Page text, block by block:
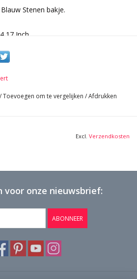
Stenen bakje.
Inch
Inch
Foto Galerij In Hoge Kwaliteit →
/Toevoegen om te vergelijken /Afdrukken
Excl. Verzendkosten
voor onze nieuwsbrief:
ABONNEER